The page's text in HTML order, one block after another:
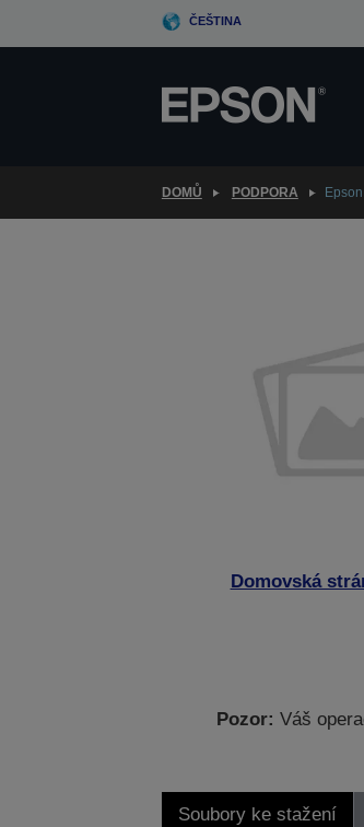
ČEŠTINA
DOMŮ PODPORA
Domovská
Pozor: Váš
Soubory ke stažení